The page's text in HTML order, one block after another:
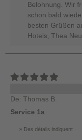
Belohnung. Wir
schon bald
besten Grüßen
Hotels, Thea
De: Thomas B.
Service 1a
Des détails indiquent